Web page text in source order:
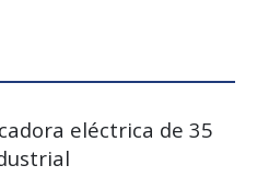
eléctrica de 35